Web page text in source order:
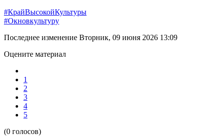
#КрайВысокойКультуры
#Окновкультуру
Последнее изменение Вторник, 09 июня 2026 13:09
Оцените материал
1
2
3
4
5
(0 голосов)